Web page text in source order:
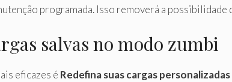
programada. Isso removerá a possibilidade
salvas no modo zumbi
eficazes é Redefina suas cargas personalizadas